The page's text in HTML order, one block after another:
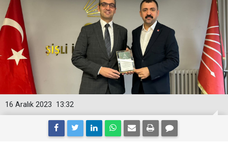
13:32
16 Aralık 2023